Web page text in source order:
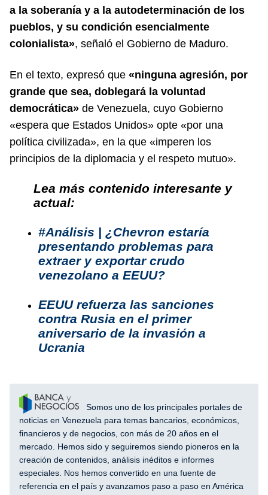
a la soberanía y a la autodeterminación de los
pueblos, y su condición esencialmente
colonialista», señaló el Gobierno de Maduro.
En el texto, expresó que «ninguna agresión, por
grande que sea, doblegará la voluntad
democrática» de Venezuela, cuyo Gobierno
«espera que Estados Unidos» opte «por una
política civilizada», en la que «imperen los
principios de la diplomacia y el respeto mutuo».
Lea más contenido interesante y
actual:
#Análisis | ¿Chevron estaría
presentando problemas para
extraer y exportar crudo
venezolano a EEUU?
EEUU refuerza las sanciones
contra Rusia en el primer
aniversario de la invasión a
Ucrania
Somos uno de los principales portales de
noticias en Venezuela para temas bancarios, económicos,
financieros y de negocios, con más de 20 años en el
mercado. Hemos sido y seguiremos siendo pioneros en la
creación de contenidos, análisis inéditos e informes
especiales. Nos hemos convertido en una fuente de
referencia en el país y avanzamos paso a paso en América